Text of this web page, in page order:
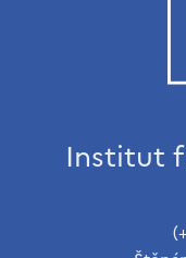
Institut